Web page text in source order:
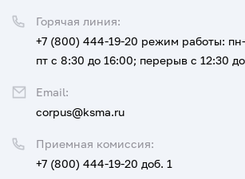
Приемная комиссия:
+7 (800) 444-19-20 доб. 1
Горячая линия:
+7 (800) 444-19-20 режим работы:
пт с 8:30 до 16:00; перерыв с 12:30
Email:
corpus@ksma.ru